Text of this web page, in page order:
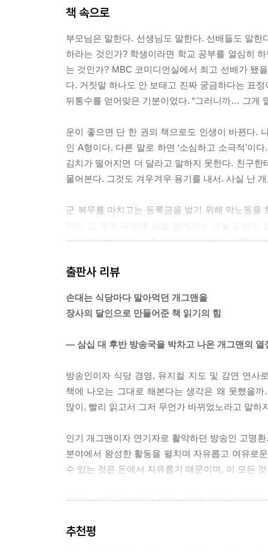
책 속으로
부모님은 말한다. 선생님도 말한다. 선배들도 말
하라는 것인가? 학생이라면 학교 공부를 열심히
는 것인가? MBC 코미디언실에서 최고 선배가 됐
다. 거짓말 하나도 안 보태고 진짜 궁금하다는 표
뒤통수를 얻어맞은 기분이었다. “그러니까… 그게
운이 좋으면 단 한 권의 책으로도 인생이 바뀐다.
인 A형이다. 다른 말로 하면 ‘소심하고 소극적’이
김치가 떨어지면 더 달라고 말하지 못한다. 친구
물어본다. 그것도 겨우겨우 용기를 내서. 사실 난
군 복무를 마치고는 등록금을 벌기 위해 막노동
『배짱으로 삽시다』를 읽고서야 비로소 다른 사
라고 물었단다. 확신도 아니고 ‘혹시?’라고. 내가
“심장에 출혈 기미가 보입니다. 사흘 안에 심장파
벌고 싶지는 않았다. 죽는다는 말을 들었을 때 머
했다. 잡지부터 소설, 에세이, 만화까지 한 무더기
그날부터 책을 읽었다. 그토록 빽빽하던 스케줄
다. 사고 충격으로 한쪽 눈동자가 마비돼서 사물
언제 사업을 시작해야 할지 모르겠다면 인생에서
가게를 오픈했더니 정말 그렇게 됐다. 가게가망
사업을 시작하면서도 결혼을 준비할 수 있다. 창
출판사 리뷰
손대는 식당마다 말아먹던 개그맨을
장사의 달인으로 만들어준 책 읽기의 힘
― 삼십 대 후반 방송국을 박차고 나온 개그맨의
방송인이자 식당 경영, 뮤지컬 지도 및 강연 연사
책에 나오는 그대로 해본다는 생각은 왜 못했을
많이, 빨리 읽고서 그저 무언가 바뀌었노라고 말
인기 개그맨이자 연기자로 활약하던 방송인 고명
분야에서 왕성한 활동을 펼치며 자유롭고 여유로
수 있는 것은 돈에서 자유롭기 때문이며, 이 모든
저자는 책을 읽고 책이 시키는 대로 했더니 아이
교통사고를 계기로 책과 인연을 맺은 뒤 7년 동안
추천평